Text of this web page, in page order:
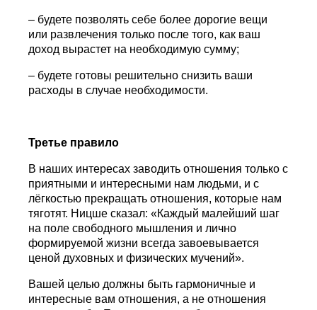
– будете позволять себе более дорогие вещи
или развлечения только после того, как ваш
доход вырастет на необходимую сумму;
– будете готовы решительно снизить ваши
расходы в случае необходимости.
Третье правило
В наших интересах заводить отношения только с
приятными и интересными нам людьми, и с
лёгкостью прекращать отношения, которые нам
тяготят. Ницше сказал: «Каждый малейший шаг
на поле свободного мышления и лично
формируемой жизни всегда завоевывается
ценой духовных и физических мучений».
Вашей целью должны быть гармоничные и
интересные вам отношения, а не отношения